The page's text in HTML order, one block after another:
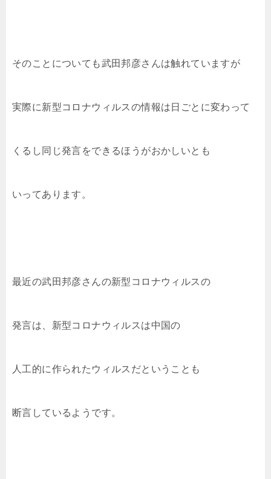
そのことについても武田邦彦さんは触れていますが
実際に新型コロナウィルスの情報は日ごとに変わって
くるし同じ発言をできるほうがおかしいとも
いってあります。
最近の武田邦彦さんの新型コロナウィルスの
発言は、新型コロナウィルスは中国の
人工的に作られたウィルスだということも
断言しているようです。